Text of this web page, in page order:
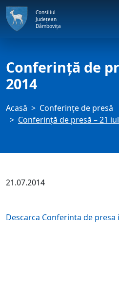
Consiliul
Județean
Dâmbovița
Conferință de
2014
Acasă
Conferințe de presă
Conferință de presă – 21
21.07.2014
Descarca Conferinta de